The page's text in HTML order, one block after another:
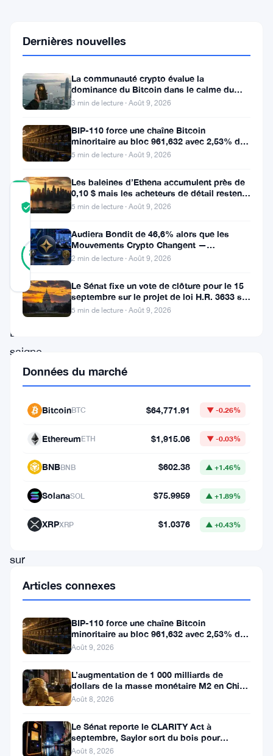
Bitcoin
nouveau,
marquant
creux
depuis
2016
COMMUNITY
TRUST
Vérifié
83%
RÉEL
Vérifié
18
Bitcoin
saigne.
Les
investisseurs
vendent
pièces
sur
chaîne
très
surveillé
celui
qui
suivi
chaque
Dernières nouvelles
La communauté crypto évalue la
dominance du Bitcoin dans le calme du
week-end
3 min de lecture · Août 9, 2026
BIP-110 force une chaîne Bitcoin
minoritaire au bloc 961,632 avec 2,53% de
soutien des mineurs
5 min de lecture · Août 9, 2026
Les baleines d’Ethena accumulent près de
0,10 $ mais les acheteurs de détail restent
à l’écart
5 min de lecture · Août 9, 2026
Audiera Bondit de 46,6% alors que les
Mouvements Crypto Changent —
Mouvements Quotidiens 9 Août
2 min de lecture · Août 9, 2026
Le Sénat fixe un vote de clôture pour le 15
septembre sur le projet de loi H.R. 3633 sur
le marché des cryptos
5 min de lecture · Août 9, 2026
Données du marché
BitcoinBTC $64,771.91 ▼ -0.26%
EthereumETH $1,915.06 ▼ -0.03%
BNBBNB $602.38 ▲ +1.46%
SolanaSOL $75.9959 ▲ +1.89%
XRPXRP $1.0376 ▲ +0.43%
Articles connexes
BIP-110 force une chaîne Bitcoin
minoritaire au bloc 961,632 avec 2,53% de
soutien des mineurs
Août 9, 2026
L’augmentation de 1 000 milliards de
dollars de la masse monétaire M2 en Chine
laisse les traders de Bitcoin
Août 8, 2026
Le Sénat reporte le CLARITY Act à
septembre, Saylor sort du bois pour
Bitcoin
Août 8, 2026